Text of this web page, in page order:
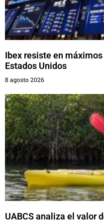
Ibex resiste en
Estados Unidos
8 agosto 2026
UABCS analiza el valor